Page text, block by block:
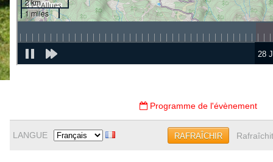
Programme de l'évènement
LANGUE RAFRAÎCHIR